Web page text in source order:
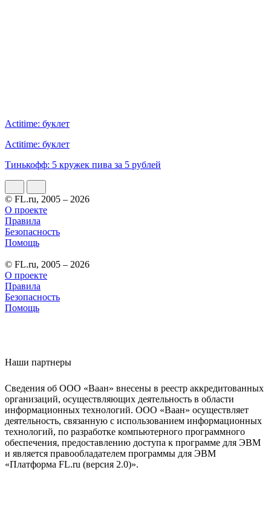
Actitime: буклет
Actitime: буклет
Тинькофф: 5 кружек пива за 5 рублей
© FL.ru, 2005 – 2026
О проекте
Правила
Безопасность
Помощь
© FL.ru, 2005 – 2026
О проекте
Правила
Безопасность
Помощь
Наши партнеры
Сведения об ООО «Ваан» внесены в реестр аккредитованных
организаций, осуществляющих деятельность в области
информационных технологий. ООО «Ваан» осуществляет
деятельность, связанную с использованием информационных
технологий, по разработке компьютерного программного
обеспечения, предоставлению доступа к программе для ЭВМ
и является правообладателем программы для ЭВМ
«Платформа FL.ru (версия 2.0)».